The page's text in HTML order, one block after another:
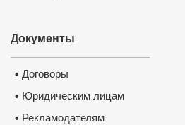
Документы
• Договоры
• Юридическим лицам
• Рекламодателям